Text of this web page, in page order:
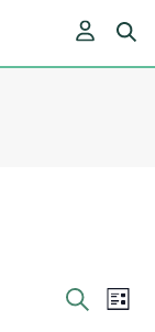
Recherche
Liste